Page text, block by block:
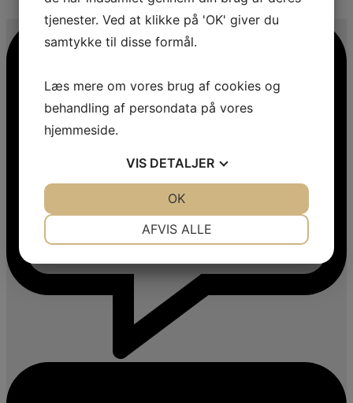
tjenester. Ved at klikke på 'OK' giver du
samtykke til disse formål.
Læs mere om vores brug af cookies og
behandling af persondata på vores
hjemmeside.
VIS DETALJER
MARKETING STATISTIK
AFVIS ALLE
OK